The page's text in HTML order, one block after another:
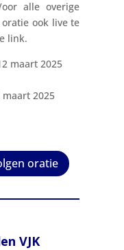
alle overige
ook live te
link.
maart 2025
maart 2025
oratie
VJK